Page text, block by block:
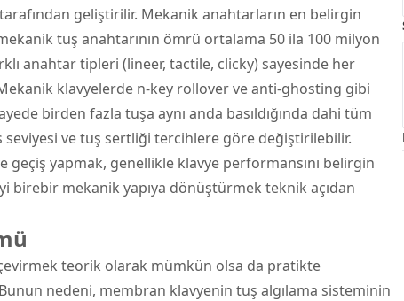
geliştirilir. Mekanik anahtarların en belirgin
tuş anahtarının ömrü ortalama 50 ila 100 milyon
anahtar tipleri (lineer, tactile, clicky) sayesinde her
klavyelerde n-key rollover ve anti-ghosting gibi
birden fazla tuşa aynı anda basıldığında dahi tüm
seviyesi ve tuş sertliği tercihlere göre değiştirilebilir.
geçiş yapmak, genellikle klavye performansını belirgin
birebir mekanik yapıya dönüştürmek teknik açıdan
teorik olarak mümkün olsa da pratikte
nedeni, membran klavyenin tuş algılama sisteminin